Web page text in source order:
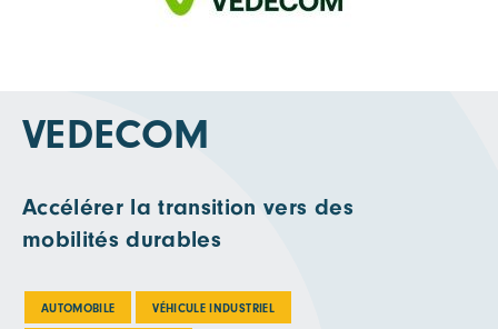
VEDECOM
Accélérer la transition vers des
mobilités durables
AUTOMOBILE VÉHICULE INDUSTRIEL